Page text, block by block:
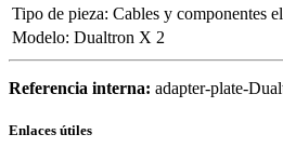
Tipo de pieza: Cables y componentes
Modelo: Dualtron X 2
Referencia interna: adapter-plate-
Enlaces útiles